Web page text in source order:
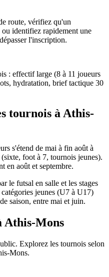
route, vérifiez qu'un
ou identifiez rapidement une
l'inscription.
: effectif large (8 à 11 joueurs
hydratation, brief tactique 30
tournois à Athis-
s'étend de mai à fin août à
foot à 7, tournois jeunes).
en août et septembre.
le futsal en salle et les stages
jeunes (U7 à U17)
saison, entre mai et juin.
Athis-Mons
Explorez les tournois selon
Mons.